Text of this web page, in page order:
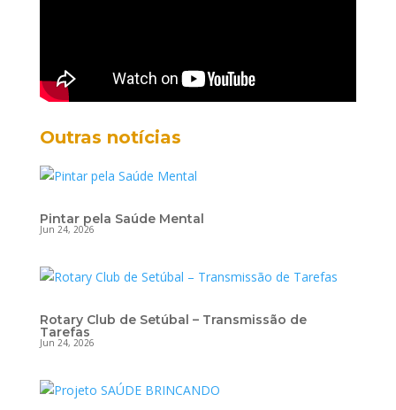
Outras notícias
Pintar pela Saúde Mental
Jun 24, 2026
Rotary Club de Setúbal – Transmissão de
Tarefas
Jun 24, 2026